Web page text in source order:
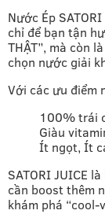
Nước Ép
chỉ để bạn tận
THẬT”, mà còn
chọn nước giải
Với các ưu điểm
100% trái
Giàu
Ít ngọt, Ít
SATORI JUICE
cần boost thêm
khám phá “cool-